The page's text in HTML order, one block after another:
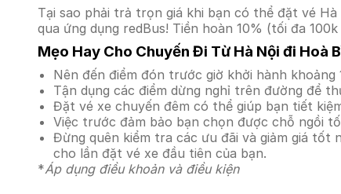
Tại sao phải trả trọn giá khi bạn có thể đặt vé
qua ứng dụng redBus! Tiền hoàn 10% (tối đa
Mẹo Hay Cho Chuyến Đi Từ Hà Nội đi Hoà
Nên đến điểm đón trước giờ khởi hành khoảng
Tận dụng các điểm dừng nghỉ trên đường để
Đặt vé xe chuyến đêm có thể giúp bạn tiết
Việc trước đảm bảo bạn chọn được chỗ ngồi
Đừng quên kiểm tra các ưu đãi và giảm giá tốt
cho lần đặt vé xe đầu tiên của bạn.
*Áp dụng điều khoản và điều kiện